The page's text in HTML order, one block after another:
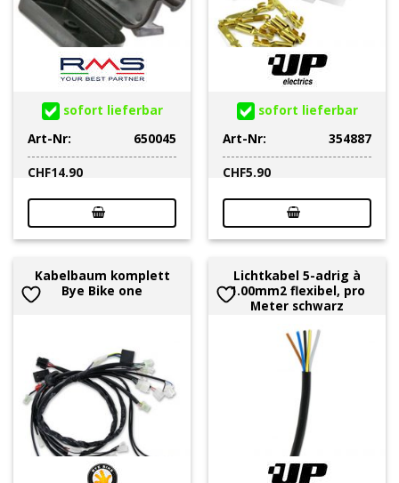
sofort lieferbar
Art-Nr:
650045
CHF14.90
sofort lieferbar
Art-Nr:
354887
CHF5.90
Kabelbaum komplett
Bye Bike one
Lichtkabel 5-adrig à
1.00mm2 flexibel, pro
Meter schwarz